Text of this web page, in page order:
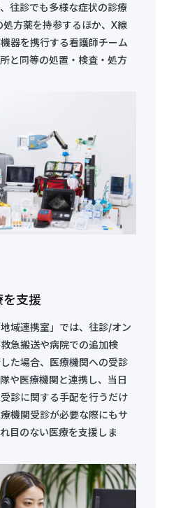
往診でも多様な症状の診療
方薬を持参するほか、X線
器を携行する看護師チーム
と同等の処置・検査・処方
支援
域連携室」では、往診/オン
急搬送や病院での追加検
た場合、医療機関への受診
や医療機関と連携し、当日
診に関する手配を行うだけ
機関受診が必要な際にもサ
目のない医療を支援しま